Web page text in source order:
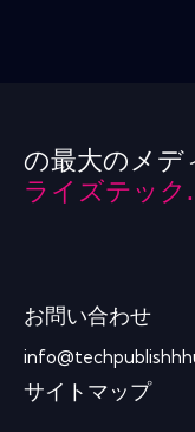
の最大のメデ
ライズテック.
お問い合わせ
サイトマップ